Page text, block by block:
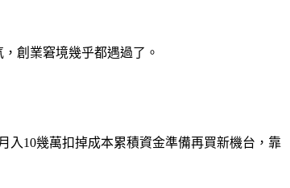
創業窘境幾乎都遇過了。
入10幾萬扣掉成本累積資金準備再買新機台，靠